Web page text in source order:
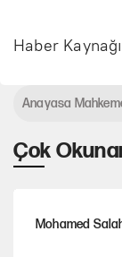
Haber
Çok
Mohamed
Anayasa